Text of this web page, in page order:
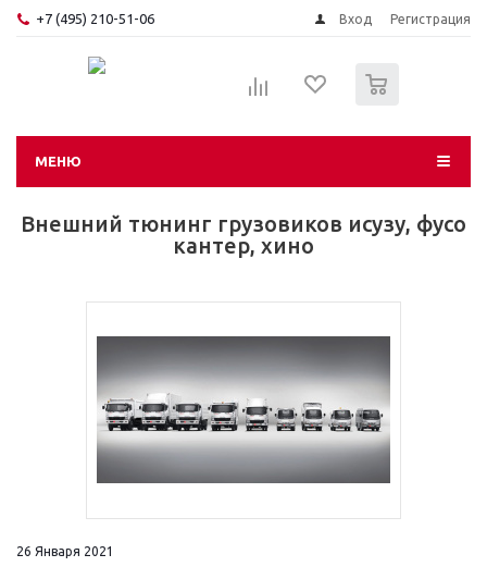
+7 (495) 210-51-06 Вход Регистрация
МЕНЮ
Внешний тюнинг грузовиков исузу, фусо
кантер, хино
26 Января 2021